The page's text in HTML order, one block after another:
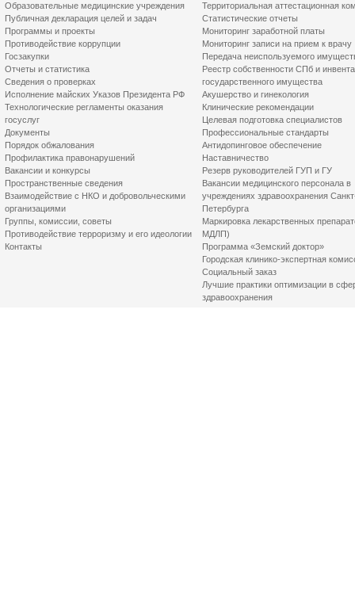
Образовательные медицинские учреждения
Публичная декларация целей и задач
Программы и проекты
Противодействие коррупции
Госзакупки
Отчеты и статистика
Сведения о проверках
Исполнение майских Указов Президента РФ
Технологические регламенты оказания
госуслуг
Документы
Порядок обжалования
Профилактика правонарушений
Вакансии и конкурсы
Пространственные сведения
Взаимодействие с НКО и добровольческими
организациями
Группы, комиссии, советы
Противодействие терроризму и его идеологии
Контакты
Территориальная аттестационная
Статистические отчеты
Мониторинг заработной платы
Мониторинг записи на прием к врачу
Передача неиспользуемого
Реестр собственности СПб и
государственного имущества
Акушерство и гинекология
Клинические рекомендации
Целевая подготовка специалистов
Профессиональные стандарты
Антидопинговое обеспечение
Наставничество
Резерв руководителей ГУП и ГУ
Вакансии медицинского персонала в
учреждениях здравоохранения
Петербурга
Маркировка лекарственных
МДЛП)
Программа «Земский доктор»
Городская клинико-экспертная
Социальный заказ
Лучшие практики оптимизации в
здравоохранения